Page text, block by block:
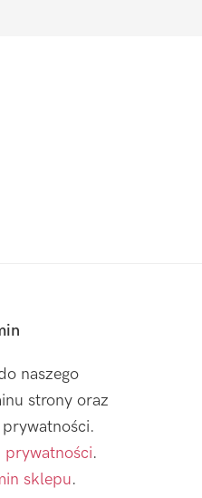
naszego
strony oraz
prywatności.
sklepu.